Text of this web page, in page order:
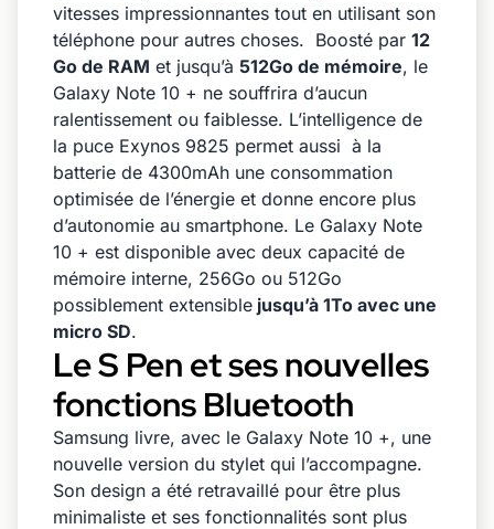
vitesses impressionnantes tout en utilisant son
téléphone pour autres choses. Boosté par 12
Go de RAM et jusqu’à 512Go de mémoire, le
Galaxy Note 10 + ne souffrira d’aucun
ralentissement ou faiblesse. L’intelligence de
la puce Exynos 9825 permet aussi à la
batterie de 4300mAh une consommation
optimisée de l’énergie et donne encore plus
d’autonomie au smartphone. Le Galaxy Note
10 + est disponible avec deux capacité de
mémoire interne, 256Go ou 512Go
possiblement extensible jusqu’à 1To avec une
micro SD.
Le S Pen et ses nouvelles
fonctions Bluetooth
Samsung livre, avec le Galaxy Note 10 +, une
nouvelle version du stylet qui l’accompagne.
Son design a été retravaillé pour être plus
minimaliste et ses fonctionnalités sont plus